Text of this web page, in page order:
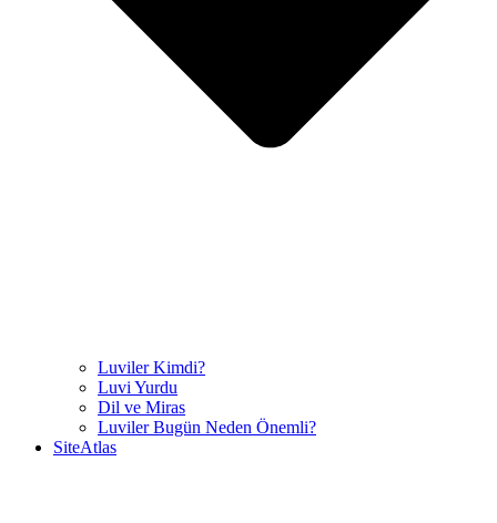
Luviler Kimdi?
Luvi Yurdu
Dil ve Miras
Luviler Bugün Neden Önemli?
SiteAtlas